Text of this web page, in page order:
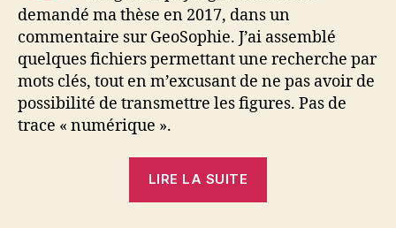
demandé ma thèse en 2017, dans un
commentaire sur GeoSophie. J’ai assemblé
quelques fichiers permettant une recherche par
mots clés, tout en m’excusant de ne pas avoir de
possibilité de transmettre les figures. Pas de
trace « numérique ».
LIRE LA SUITE